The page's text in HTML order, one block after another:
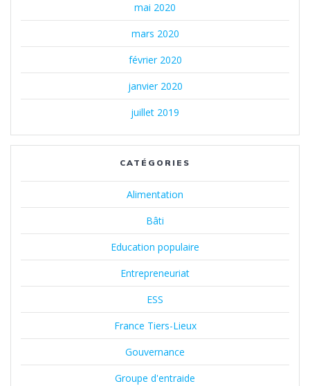
mai 2020
mars 2020
février 2020
janvier 2020
juillet 2019
CATÉGORIES
Alimentation
Bâti
Education populaire
Entrepreneuriat
ESS
France Tiers-Lieux
Gouvernance
Groupe d'entraide